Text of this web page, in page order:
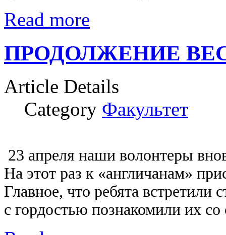
Read more
ПРОДОЛЖЕНИЕ
Article Details
Category Факультет
23 апреля наши волонтеры
На этот раз к «англичанам»
Главное, что ребята встретили
с гордостью познакомили их